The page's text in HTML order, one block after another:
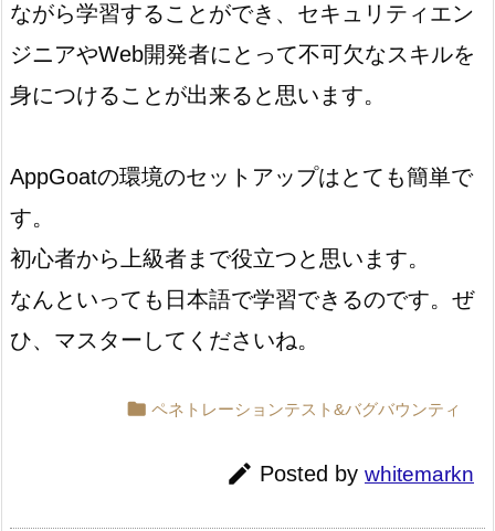
ながら学習することができ、セキュリティエン
ジニアやWeb開発者にとって不可欠なスキルを
身につけることが出来ると思います。
AppGoatの環境のセットアップはとても簡単で
す。
初心者から上級者まで役立つと思います。
なんといっても日本語で学習できるのです。ぜ
ひ、マスターしてくださいね。
 ペネトレーションテスト&バグバウンティ
 Posted by whitemarkn